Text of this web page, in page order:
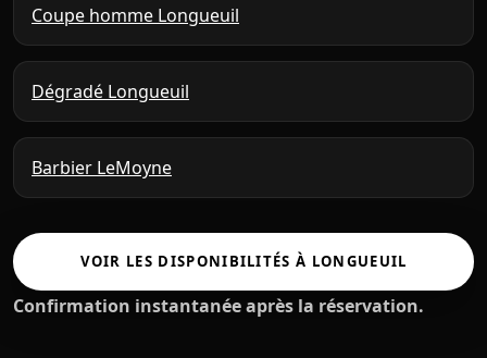
Coupe homme Longueuil
Dégradé Longueuil
Barbier LeMoyne
VOIR LES DISPONIBILITÉS À LONGUEUIL
Confirmation instantanée après la réservation.